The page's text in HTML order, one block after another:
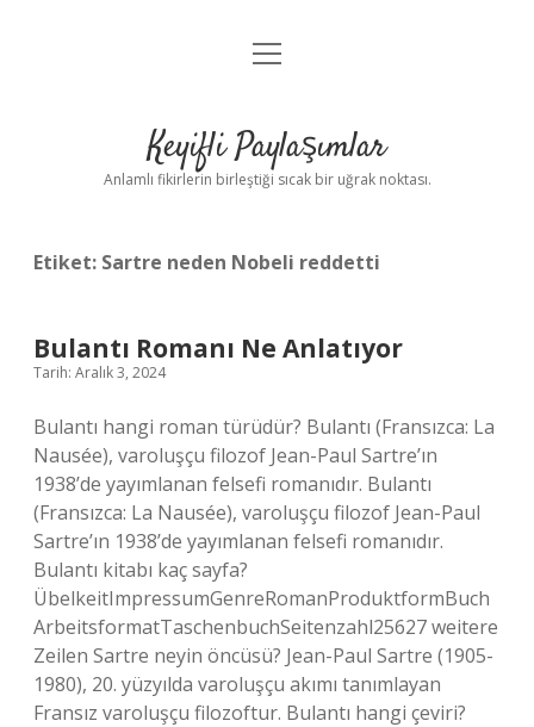
Anasayfa
Yasal Uyarı
menüyü
Keyifli Paylaşımlar
Anlamlı fikirlerin birleştiği sıcak bir uğrak noktası.
Etiket: Sartre neden Nobeli reddetti
Bulantı Romanı Ne Anlatıyor
Tarih: Aralık 3, 2024
Bulantı hangi roman türüdür? Bulantı (Fransızca: La
Nausée), varoluşçu filozof Jean-Paul Sartre’ın
1938’de yayımlanan felsefi romanıdır. Bulantı
(Fransızca: La Nausée), varoluşçu filozof Jean-Paul
Sartre’ın 1938’de yayımlanan felsefi romanıdır.
Bulantı kitabı kaç sayfa?
ÜbelkeitImpressumGenreRomanProduktformBuch
ArbeitsformatTaschenbuchSeitenzahl25627 weitere
Zeilen Sartre neyin öncüsü? Jean-Paul Sartre (1905-
1980), 20. yüzyılda varoluşçu akımı tanımlayan
Fransız varoluşçu filozoftur. Bulantı hangi çeviri?